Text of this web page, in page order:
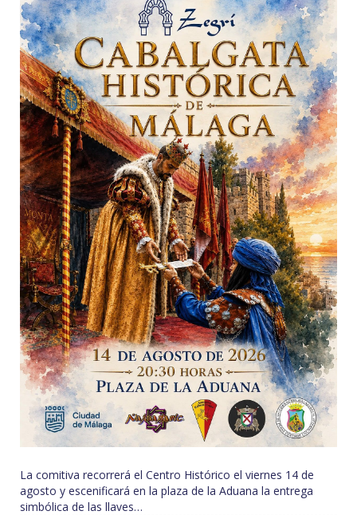
La comitiva recorrerá el Centro Histórico el viernes 14 de
agosto y escenificará en la plaza de la Aduana la entrega
simbólica de las llaves…